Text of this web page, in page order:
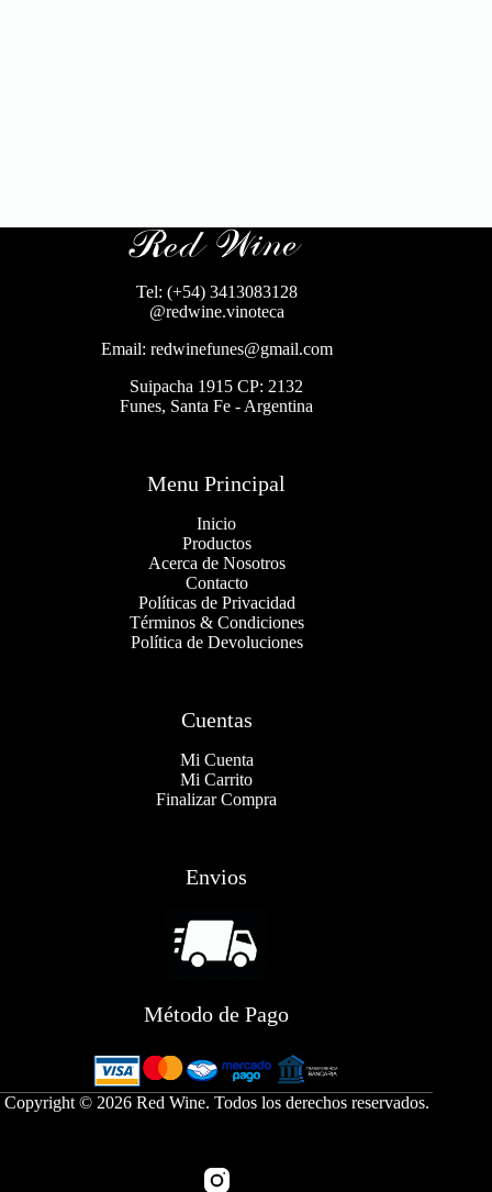
Tel: (+54) 3413083128
@redwine.vinoteca
Email: redwinefunes@gmail.com
Suipacha 1915 CP: 2132
Funes, Santa Fe - Argentina
Menu Principal
Inicio
Productos
Acerca de Nosotros
Contacto
Políticas de Privacidad
Términos & Condiciones
Política de Devoluciones
Cuentas
Mi Cuenta
Mi Carrito
Finalizar Compra
Envios
Método de Pago
Copyright © 2026 Red Wine. Todos los derechos reservados.